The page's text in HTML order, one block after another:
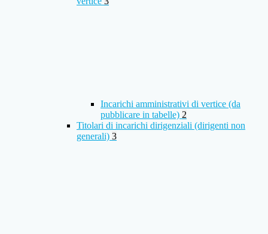
Incarichi amministrativi di vertice (da
pubblicare in tabelle) 2
Titolari di incarichi dirigenziali (dirigenti non
generali) 3